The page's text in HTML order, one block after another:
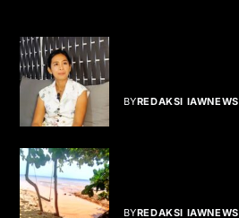
BYREDAKSI IAWNEWS
BYREDAKSI IAWNEWS